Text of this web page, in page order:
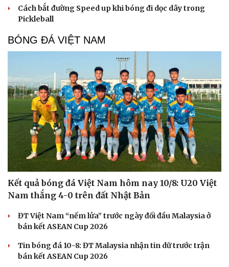
Cách bắt đường Speed up khi bóng đi dọc dây trong
Pickleball
BÓNG ĐÁ VIỆT NAM
Kết quả bóng đá Việt Nam hôm nay 10/8: U20 Việt
Nam thắng 4-0 trên đất Nhật Bản
ĐT Việt Nam “nếm lửa” trước ngày đối đầu Malaysia ở
bán kết ASEAN Cup 2026
Tin bóng đá 10-8: ĐT Malaysia nhận tin dữ trước trận
bán kết ASEAN Cup 2026